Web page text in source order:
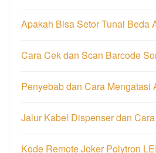
Apakah Bisa Setor Tunai Beda
Cara Cek dan Scan Barcode
Penyebab dan Cara
Jalur Kabel Dispenser dan
Kode Remote Joker Polytron